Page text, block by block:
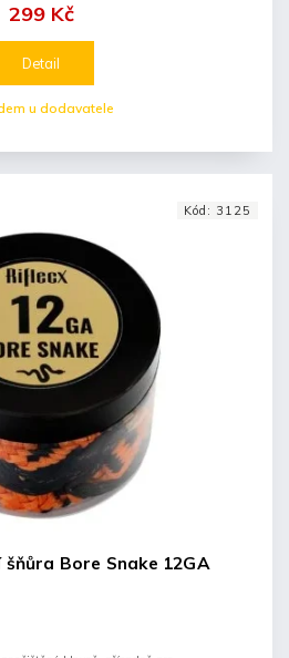
u dodavatele
299 Kč
Detail
Bore Snake 12GA
Kód: 3125